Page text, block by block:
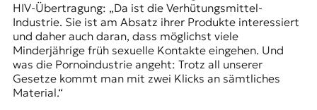
HIV-Übertragung: „Da ist die Verhütungsmittel-
Industrie. Sie ist am Absatz ihrer Produkte interessiert
und daher auch daran, dass möglichst viele
Minderjährige früh sexuelle Kontakte eingehen. Und
was die Pornoindustrie angeht: Trotz all unserer
Gesetze kommt man mit zwei Klicks an sämtliches
Material.“